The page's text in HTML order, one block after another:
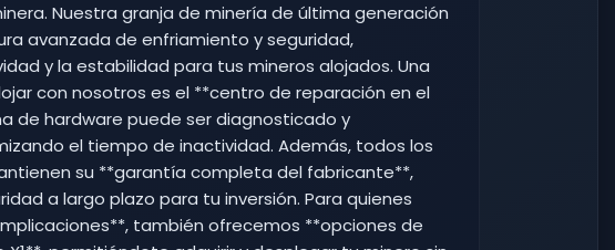
Nuestra granja de minería de última generación
avanzada de enfriamiento y seguridad,
y la estabilidad para tus mineros alojados. Una
con nosotros es el **centro de reparación en el
de hardware puede ser diagnosticado y
el tiempo de inactividad. Además, todos los
su **garantía completa del fabricante**,
a largo plazo para tu inversión. Para quienes
también ofrecemos **opciones de